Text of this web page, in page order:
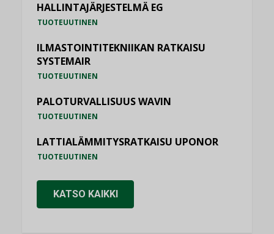
HALLINTAJÄRJESTELMÄ EG
TUOTEUUTINEN
ILMASTOINTITEKNIIKAN RATKAISU
SYSTEMAIR
TUOTEUUTINEN
PALOTURVALLISUUS WAVIN
TUOTEUUTINEN
LATTIALÄMMITYSRATKAISU UPONOR
TUOTEUUTINEN
KATSO KAIKKI